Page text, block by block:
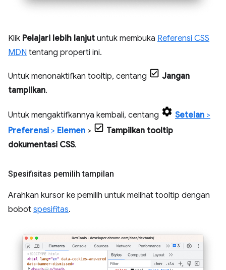
Klik Pelajari lebih lanjut untuk membuka Referensi CSS
MDN tentang properti ini.
Untuk menonaktifkan tooltip, centang
Jangan
tampilkan.
Untuk mengaktifkannya kembali, centang Setelan >
Preferensi > Elemen >
Tampilkan tooltip
dokumentasi CSS.
Spesifisitas pemilih tampilan
Arahkan kursor ke pemilih untuk melihat tooltip dengan
bobot spesifitas.